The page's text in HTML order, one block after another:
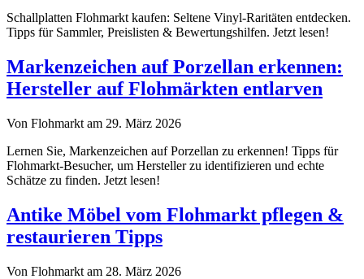
Schallplatten Flohmarkt kaufen: Seltene Vinyl-Raritäten entdecken.
Tipps für Sammler, Preislisten & Bewertungshilfen. Jetzt lesen!
Markenzeichen auf Porzellan erkennen:
Hersteller auf Flohmärkten entlarven
Von Flohmarkt am 29. März 2026
Lernen Sie, Markenzeichen auf Porzellan zu erkennen! Tipps für
Flohmarkt-Besucher, um Hersteller zu identifizieren und echte
Schätze zu finden. Jetzt lesen!
Antike Möbel vom Flohmarkt pflegen &
restaurieren Tipps
Von Flohmarkt am 28. März 2026